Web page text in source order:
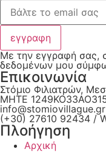
εγγραφη
Με την εγγραφή σας,
δεδομένων μου
Επικοινωνία
Στόμιο Φιλιατρών,
MHTE
info@stomiovillague.gr
(+30) 27610 92434 /
Πλοήγηση
Αρχική